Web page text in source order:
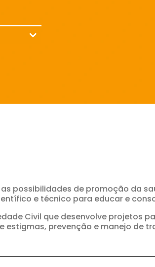
possibilidades de promoção da
e técnico para educar e
Civil que desenvolve projetos
estigmas, prevenção e manejo de